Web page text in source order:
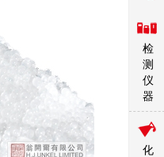
检
测
仪
器
化